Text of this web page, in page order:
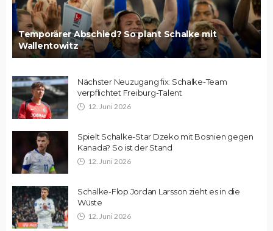
Temporärer Abschied? So plant Schalke mit
Wallentowitz
Nächster Neuzugang fix: Schalke-Team
verpflichtet Freiburg-Talent
12. Juni 2026
Spielt Schalke-Star Dzeko mit Bosnien gegen
Kanada? So ist der Stand
12. Juni 2026
Schalke-Flop Jordan Larsson zieht es in die
Wüste
12. Juni 2026